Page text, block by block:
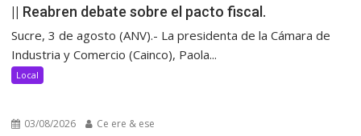
|| Reabren debate sobre el pacto fiscal.
Sucre, 3 de agosto (ANV).- La presidenta de la Cámara de
Industria y Comercio (Cainco), Paola...
Local
03/08/2026 Ce ere & ese